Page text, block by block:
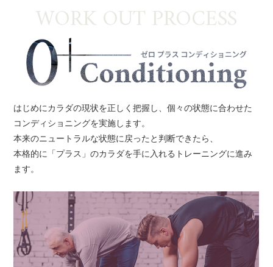
WORK OUT PROCESS
はじめにカラダの現状を正しく把握し、個々の状態に合わせた
コンディショニングを実施します。
本来のニュートラルな状態に戻ったと判断できたら、
本格的に「プラス」のカラダを手に入れるトレーニングに進み
ます。